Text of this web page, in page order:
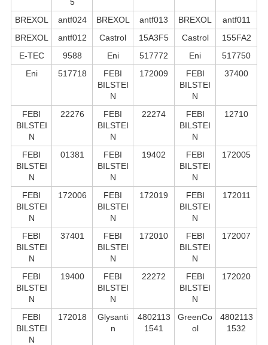
BREXOL
antf024 BREXOL antf013 BREXOL
antf011
BREXOL
antf012 Castrol 15A3F5 Castrol
155FA2
E-TEC
9588 Eni 517772 Eni
517750
Eni
517718
FEBI
BILSTEI
N
172009
FEBI
BILSTEI
N
37400
FEBI
BILSTEI
N
22276
FEBI
BILSTEI
N
22274
FEBI
BILSTEI
N
12710
FEBI
BILSTEI
N
01381
FEBI
BILSTEI
N
19402
FEBI
BILSTEI
N
172005
FEBI
BILSTEI
N
172006
FEBI
BILSTEI
N
172019
FEBI
BILSTEI
N
172011
FEBI
BILSTEI
N
37401
FEBI
BILSTEI
N
172010
FEBI
BILSTEI
N
172007
FEBI
BILSTEI
N
19400
FEBI
BILSTEI
N
22272
FEBI
BILSTEI
N
172020
FEBI
BILSTEI
N
172018
Glysanti
n
4802113
1541
GreenCo
ol
4802113
1532